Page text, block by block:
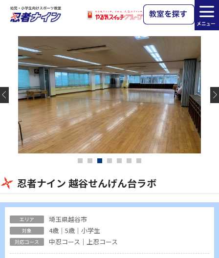
忍者ナイン 越谷せんげん台ラボ
埼玉県越谷市
4歳｜5歳｜小学生
中忍コース｜上忍コース